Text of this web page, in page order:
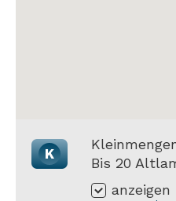
K
Bis 20
anzeigen